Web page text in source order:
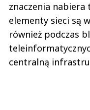
znaczenia nabiera
elementy sieci są
również podczas
centralną